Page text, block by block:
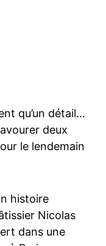
qu’un détail…
deux
le lendemain
histoire
Nicolas
dans une